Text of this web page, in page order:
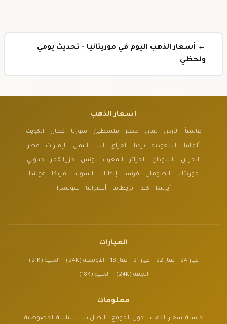
← أسعار الذهب اليوم في موريتانيا - تحديث يومي
ولحظي
أسعار الذهب
عالمياً الأردن لبنان مصر فلسطين سوريا عُمان الكويت
ألمانيا السعودية تركيا العراق ليبيا اليمن الإمارات قطر
البحرين السودان الجزائر المغرب تونس جزر القمر جيبوتي
موريتانيا الصومال فرنسا إيطاليا السويد أمريكا هولندا
أيرلندا كندا بريطانيا أستراليا سويسرا
العيارات
عيار 24 عيار 22 عيار 21 عيار 18 الأونصة (24K) الجنية (21K)
الجنية (24K) الجنية (18K)
معلومات
حاسبة أسعار الذهب حول الموقع اتصل بنا سياسة الخصوصية